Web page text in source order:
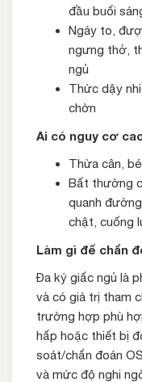
đầu buổi
Ngáy to,
ngưng thở,
ngủ
Thức dậy
chờn
Ai có nguy cơ
Thừa cân,
Bất thường
quanh
chật, cuống
Làm gì để chẩn
Đa ký giấc ngủ là
và có giá trị tham
trường hợp phù
hấp hoặc thiết bị
soát/chẩn đoán
và mức độ nghi